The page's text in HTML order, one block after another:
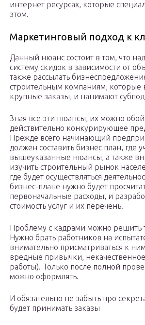
интернет ресурсах, которые
этом.
Маркетинговый подход к
Данный нюанс состоит в том, что
систему скидок в зависимости от
также рассылать
строительным компаниям,
крупные заказы, и нанимают
Зная все эти нюансы, их можно
действительно конкурирующее
Прежде всего начинающий
должен составить бизнес план, где
вышеуказанные нюансы, а также
изучить строительный рынок
где будет осуществляться
бизнес-плане нужно будет
первоначальные расходы, и
стоимость услуг и их перечень.
Проблему с кадрами можно решить
Нужно брать работников на
внимательно присматриваться к
вредные привычки,
работы). Только после полной
можно оформлять.
И обязательно не забыть про
будет принимать заказы